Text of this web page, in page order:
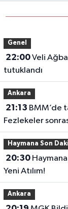
Genel
22:00Veli Ağbaba'nın ağabeyi
tutuklandı
Ankara
21:13
Fezlekeler
Haymana Son
20:30Haymana Belediyesi'nden
Yeni Atılım!
Ankara